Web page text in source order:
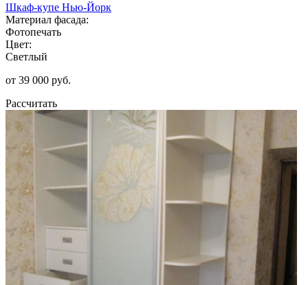
Шкаф-купе Нью-Йорк
Материал фасада:
Фотопечать
Цвет:
Светлый
от 39 000 руб.
Рассчитать